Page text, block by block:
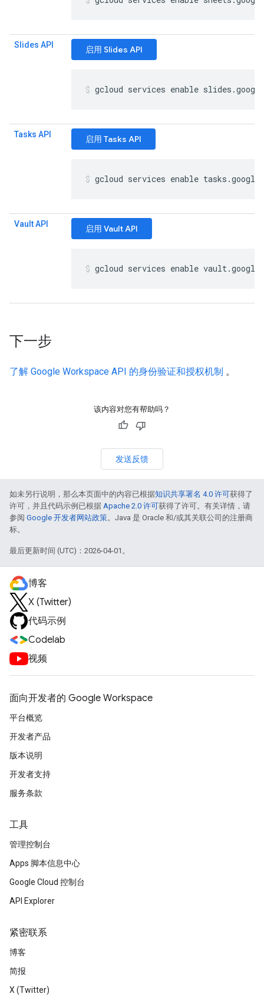
Slides API 启用 Slides API
gcloud services enable slides .
Tasks API 启用 Tasks API
gcloud services enable tasks .
Vault API 启用 Vault API
gcloud services enable vault.
下一步
了解 Google Workspace API 的身份验证和授权机制 。
该内容对您有帮助吗？
发送反馈
如未另行说明，那么本页面中的内容已根据知识共享署名 4.0 许可获得了
许可，并且代码示例已根据 Apache 2.0 许可获得了许可。有关详情，请
参阅 Google 开发者网站政策。Java 是 Oracle 和/或其关联公司的注册商
标。
最后更新时间 (UTC)：2026-04-01。
博客
X (Twitter)
代码示例
Codelab
视频
面向开发者的 Google Workspace
平台概览
开发者产品
版本说明
开发者支持
服务条款
工具
管理控制台
Apps 脚本信息中心
Google Cloud 控制台
API Explorer
紧密联系
博客
简报
X (Twitter)